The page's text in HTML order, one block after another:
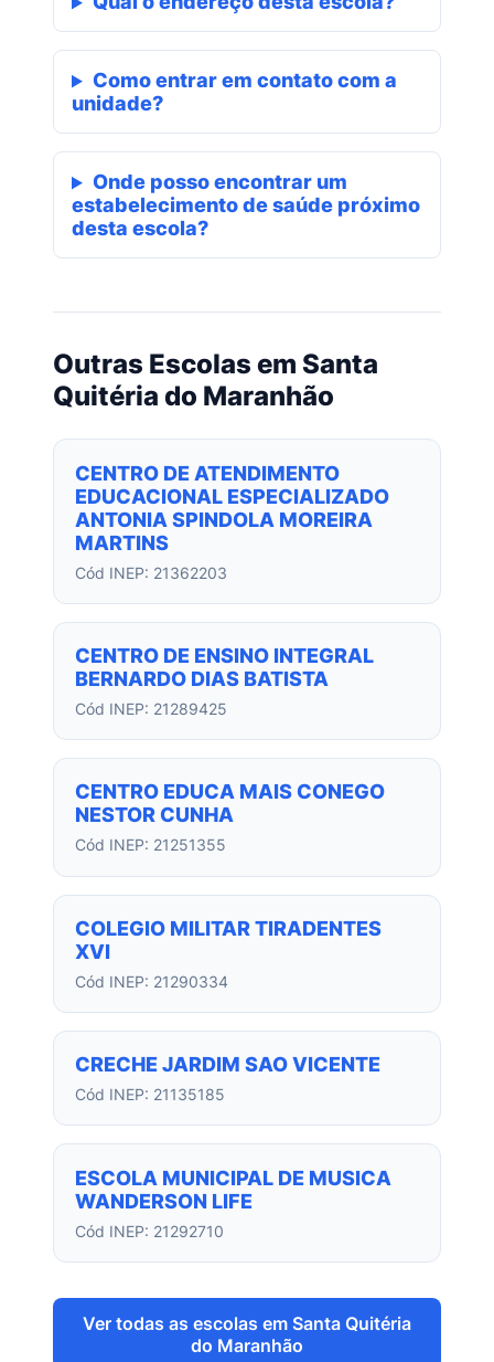
Como entrar em contato com a
unidade?
Onde posso encontrar um
estabelecimento de saúde próximo
desta escola?
Outras Escolas em Santa
Quitéria do Maranhão
CENTRO DE ATENDIMENTO
EDUCACIONAL ESPECIALIZADO
ANTONIA SPINDOLA MOREIRA
MARTINS
Cód INEP: 21362203
CENTRO DE ENSINO INTEGRAL
BERNARDO DIAS BATISTA
Cód INEP: 21289425
CENTRO EDUCA MAIS CONEGO
NESTOR CUNHA
Cód INEP: 21251355
COLEGIO MILITAR TIRADENTES
XVI
Cód INEP: 21290334
CRECHE JARDIM SAO VICENTE
Cód INEP: 21135185
ESCOLA MUNICIPAL DE MUSICA
WANDERSON LIFE
Cód INEP: 21292710
Ver todas as escolas em Santa Quitéria
do Maranhão